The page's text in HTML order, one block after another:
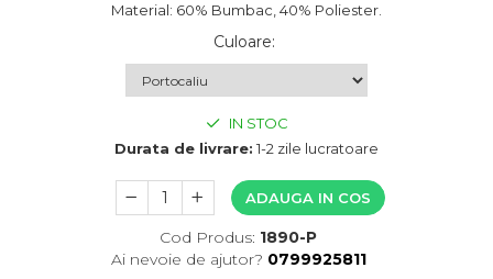
Material: 60% Bumbac, 40% Poliester.
Culoare:
IN STOC
Durata de livrare: 1-2 zile lucratoare
ADAUGA IN COS
Cod Produs: 1890-P
Ai nevoie de ajutor? 0799925811